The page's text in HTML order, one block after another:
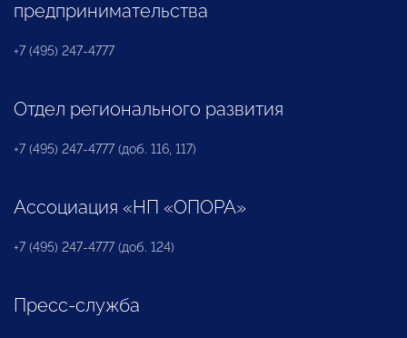
предпринимательства
+7 (495) 247-4777
Отдел регионального развития
+7 (495) 247-4777 (доб. 116, 117)
Ассоциация «НП «ОПОРА»
+7 (495) 247-4777 (доб. 124)
Пресс-служба